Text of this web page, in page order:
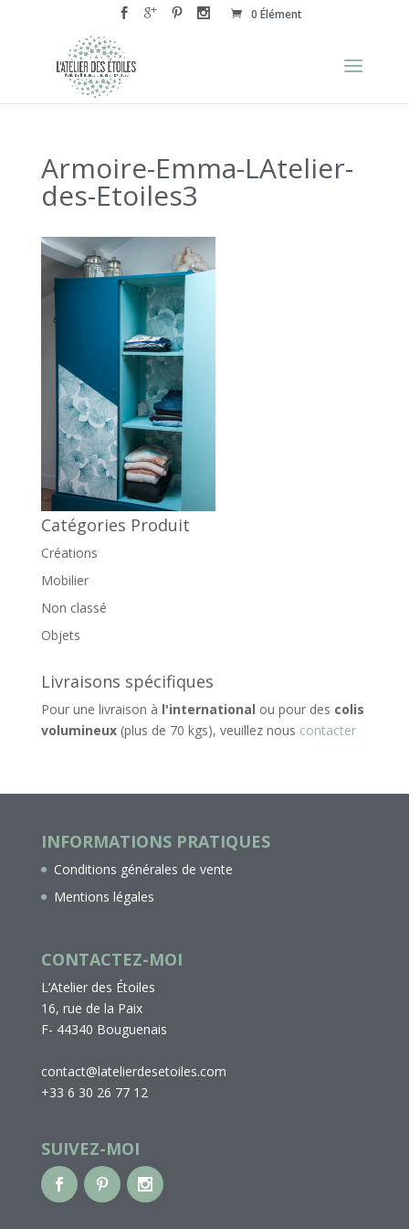
0 Élément
Armoire-Emma-LAtelier-
des-Etoiles3
Catégories Produit
Créations
Mobilier
Non classé
Objets
Livraisons spécifiques
Pour une livraison à l'international ou pour des colis
volumineux(plus de 70 kgs), veuillez nous contacter
INFORMATIONS PRATIQUES
Conditions générales de vente
Mentions légales
CONTACTEZ-MOI
L’Atelier des Étoiles
16, rue de la Paix
F- 44340 Bouguenais
contact@latelierdesetoiles.com
+33 6 30 26 77 12
SUIVEZ-MOI